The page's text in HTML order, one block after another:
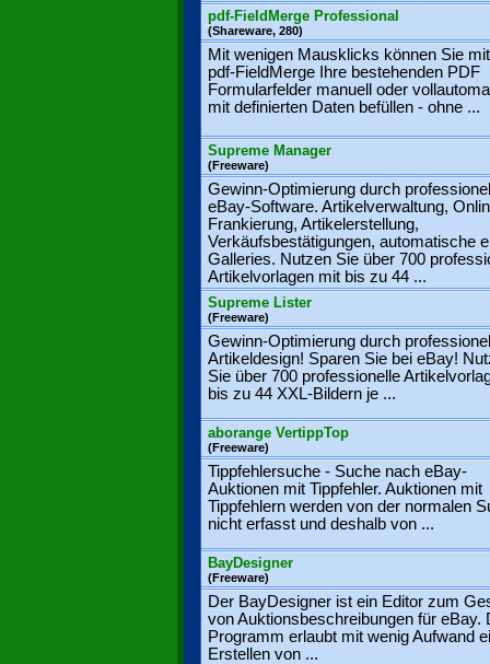
pdf-FieldMerge Professional
(Shareware, 280)
Mit wenigen Mausklicks können Sie
pdf-FieldMerge Ihre bestehenden PDF
Formularfelder manuell oder
mit definierten Daten befüllen - ohne ...
Supreme Manager
(Freeware)
Gewinn-Optimierung durch
eBay-Software. Artikelverwaltung,
Frankierung, Artikelerstellung,
Verkäufsbestätigungen, automatische
Galleries. Nutzen Sie über 700
Artikelvorlagen mit bis zu 44 ...
Supreme Lister
(Freeware)
Gewinn-Optimierung durch
Artikeldesign! Sparen Sie bei eBay!
Sie über 700 professionelle
bis zu 44 XXL-Bildern je ...
aborange VertippTop
(Freeware)
Tippfehlersuche - Suche nach eBay-
Auktionen mit Tippfehler. Auktionen mit
Tippfehlern werden von der normalen
nicht erfasst und deshalb von ...
BayDesigner
(Freeware)
Der BayDesigner ist ein Editor zum
von Auktionsbeschreibungen für eBay.
Programm erlaubt mit wenig Aufwand
Erstellen von ...